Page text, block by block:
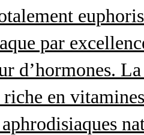
par
d’hormones.
en